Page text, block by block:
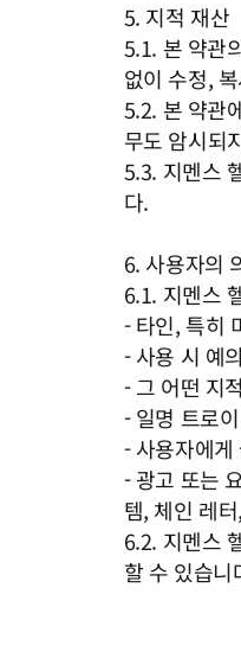
5. 지적 재산
5.1. 본 약관
없이 수정,
5.2. 본 약관
무도 암시되
5.3. 지멘스
다.
6. 사용자의
6.1. 지멘스
- 타인, 특히
- 사용 시 예
- 그 어떤 지
- 일명 트로
- 사용자에
- 광고 또는
템, 체인 레
6.2. 지멘스
할 수 있습니